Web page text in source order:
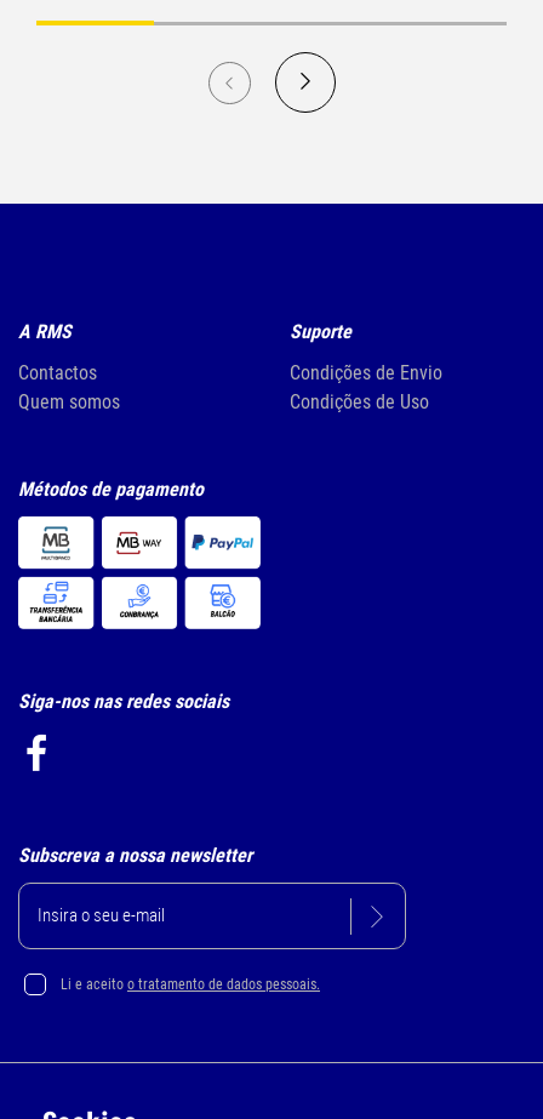
A RMS
Contactos
Quem somos
Suporte
Condições de Envio
Condições de Uso
Métodos de pagamento
Siga-nos nas redes sociais
Subscreva a nossa newsletter
Li e aceito o tratamento de dados pessoais.